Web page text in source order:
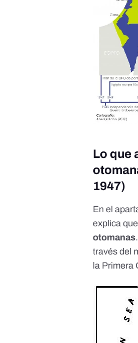
Lo que
1947)
En el
explica
otomanas
travésdel
la Primera